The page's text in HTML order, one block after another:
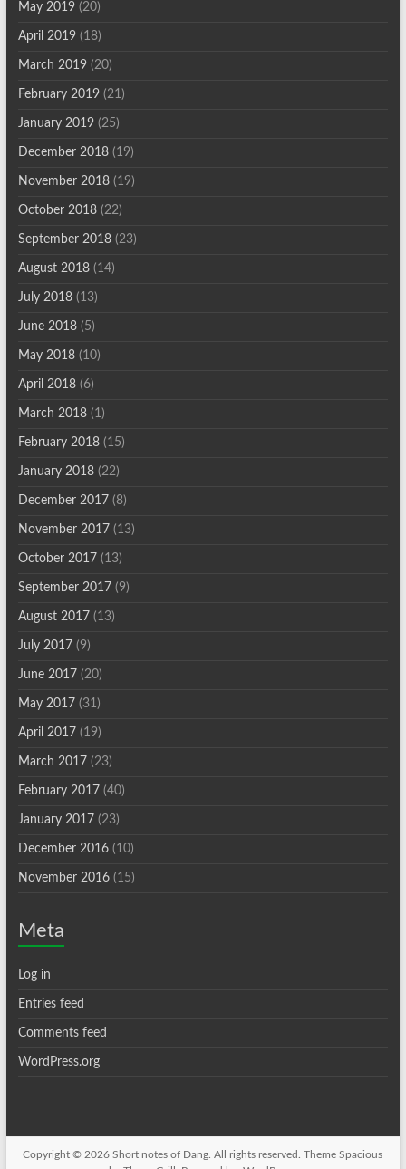
May 2019(20)
April 2019(18)
March 2019(20)
February 2019(21)
January 2019(25)
December 2018(19)
November 2018(19)
October 2018(22)
September 2018(23)
August 2018(14)
July 2018(13)
June 2018(5)
May 2018(10)
April 2018(6)
March 2018(1)
February 2018(15)
January 2018(22)
December 2017 (8)
November 2017 (13)
October 2017 (13)
September 2017 (9)
August 2017 (13)
July 2017 (9)
June 2017 (20)
May 2017 (31)
April 2017 (19)
March 2017 (23)
February 2017 (40)
January 2017 (23)
December 2016(10)
November 2016(15)
Meta
Log in
Entries feed
Comments feed
WordPress.org
Copyright © 2026Short notes of Dang . All rights reserved. ThemeSpacious